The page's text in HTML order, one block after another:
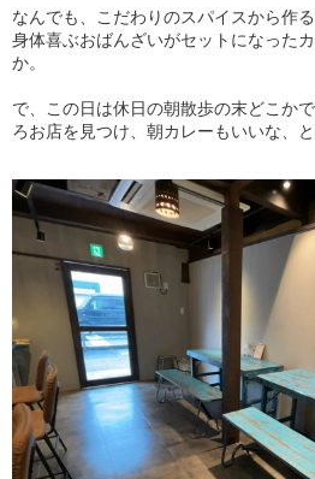
なんでも、こだわりのスパイスから作
身体喜ぶおばんざいがセットになった
か。
で、この日は休日の朝散歩の末どこか
ろお店を見つけ、朝カレーもいいな、